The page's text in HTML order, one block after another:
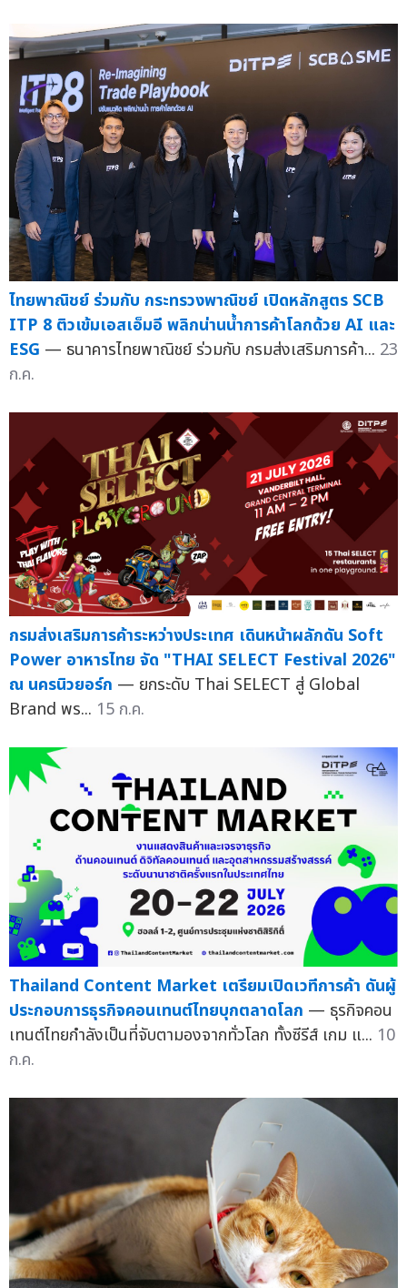
ไทยพาณิชย์ ร่วมกับ กระทรวงพาณิชย์ เปิดหลักสูตร SCB
ITP 8 ติวเข้มเอสเอ็มอี พลิกน่านน้ำการค้าโลกด้วย AI และ
ESG — ธนาคารไทยพาณิชย์ ร่วมกับ กรมส่งเสริมการค้า... 23
ก.ค.
กรมส่งเสริมการค้าระหว่างประเทศ เดินหน้าผลักดัน Soft
Power อาหารไทย จัด "THAI SELECT Festival 2026"
ณ นครนิวยอร์ก — ยกระดับ Thai SELECT สู่ Global
Brand พร... 15 ก.ค.
Thailand Content Market เตรียมเปิดเวทีการค้า ดันผู้
ประกอบการธุรกิจคอนเทนต์ไทยบุกตลาดโลก — ธุรกิจคอน
เทนต์ไทยกำลังเป็นที่จับตามองจากทั่วโลก ทั้งซีรีส์ เกม แ... 10
ก.ค.